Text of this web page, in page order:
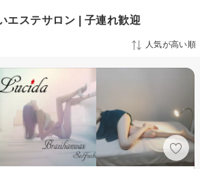
エステサロン | 子連れ歓迎
人気が高い順